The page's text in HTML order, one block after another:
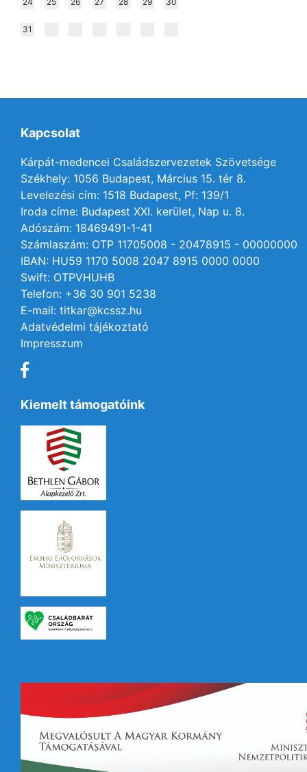
31
Kapcsolat
Kárpát-medencei Családszervezetek Szövetsége
Székhely: 1056 Budapest, Március 15. tér 8.
Levelezési cím: 1518 Budapest, Pf: 139/1
Iroda címe: Budapest XXI. kerület, Nap u. 8.
Adószám: 18469491-1-41
Számlaszám: OTP 11705008 - 20478915 - 00000000
IBAN: HU59 1170 5008 2047 8915 0000 0000
Swift: OTPVHUHB
Telefon: +36 30 901 5238
E-mail: titkar@kcssz.hu
Adatvédelmi tájékoztató
Impresszum
Kiemelt támogatóink